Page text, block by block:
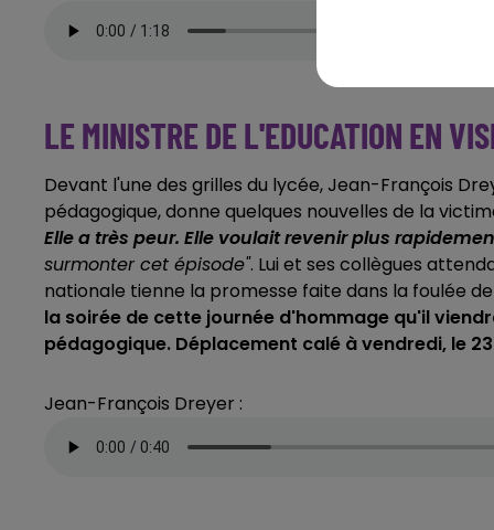
LE MINISTRE DE L'EDUCATION EN
Devant l'une des grilles du lycée, Jean-François
pédagogique, donne quelques nouvelles de la
Elle a très peur. Elle voulait revenir plus
surmonter cet épisode". Lui et ses collègues
nationale tienne la promesse faite dans la foulée
la soirée de cette journée d'hommage qu'il
pédagogique. Déplacement calé à vendredi, le
Jean-François Dreyer :